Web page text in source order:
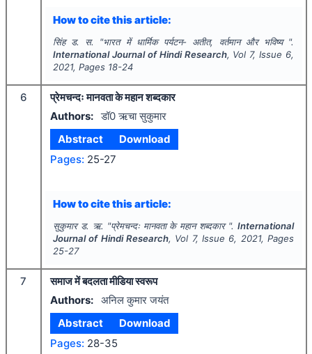
How to cite this article:
सिंह ड. स. "भारत में धार्मिक पर्यटन- अतीत, वर्तमान और भविष्य ".
International Journal of Hindi Research, Vol 7, Issue 6,
2021, Pages 18-24
6
प्रेमचन्दः मानवता के महान शब्दकार
Authors: डॉ0 ऋचा सुकुमार
Abstract
Download
Pages: 25-27
How to cite this article:
सुकुमार ड. ऋ. "प्रेमचन्दः मानवता के महान शब्दकार ".International
Journal of Hindi Research, Vol 7, Issue 6, 2021, Pages
25-27
7
समाज में बदलता मीडिया स्वरूप
Authors: अनिल कुमार जयंत
Abstract
Download
Pages: 28-35